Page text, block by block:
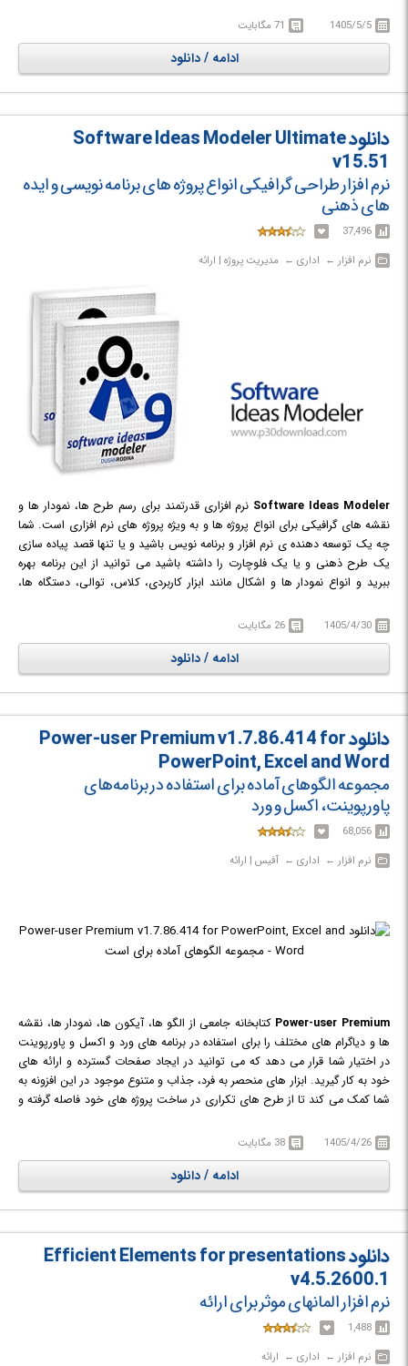
هر پسوندی که مایل باشید خروجی بگیرید.
1405/5/5 71 مگابایت
ادامه / دانلود
دانلود Software Ideas Modeler Ultimate
v15.51
نرم افزار طراحی گرافیکی انواع پروژه های برنامه نویسی و ایده
های ذهنی
37,496
نرم افزار‎ ← ‏ اداری‎ ← ‏ مدیریت پروژه | ارائه
Software Ideas Modeler نرم افزاری قدرتمند برای رسم طرح ها، نمودار ها و
نقشه های گرافیکی برای انواع پروژه ها و به ویژه پروژه های نرم افزاری است. شما
چه یک توسعه دهنده ی نرم افزار و برنامه نویس باشید و یا تنها قصد پیاده سازی
یک طرح ذهنی و یا یک فلوچارت را داشته باشید می توانید از این برنامه بهره
ببرید و انواع نمودار ها و اشکال مانند ابزار کاربردی، کلاس، توالی، دستگاه ها،
پروژه ی خود به کار بگیرید.
1405/4/30 26 مگابایت
ادامه / دانلود
دانلود Power-user Premium v1.7.86.414 for
PowerPoint, Excel and Word
مجموعه الگوهای آماده برای استفاده در برنامه‌های
پاورپوینت، اکسل و ورد
68,056
نرم افزار‎ ← ‏ اداری‎ ← ‏ آفیس | ارائه
Power-user Premium کتابخانه جامعی از الگو ها، آیکون ها، نمودار ها، نقشه
ها و دیاگرام های مختلف را برای استفاده در برنامه های ورد و اکسل و پاورپوینت
در اختیار شما قرار می دهد که می توانید در ایجاد صفحات گسترده و ارائه های
خود به کار گیرید. ابزار های منحصر به فرد، جذاب و متنوع موجود در این افزونه به
شما کمک می کند تا از طرح های تکراری در ساخت پروژه های خود فاصله گرفته و
جلب کنید.
1405/4/26 38 مگابایت
ادامه / دانلود
دانلود Efficient Elements for presentations
v4.5.2600.1
نرم افزار المان‎های موثر برای ارائه
1,488
نرم افزار‎ ← ‏ اداری‎ ← ‏ ارائه